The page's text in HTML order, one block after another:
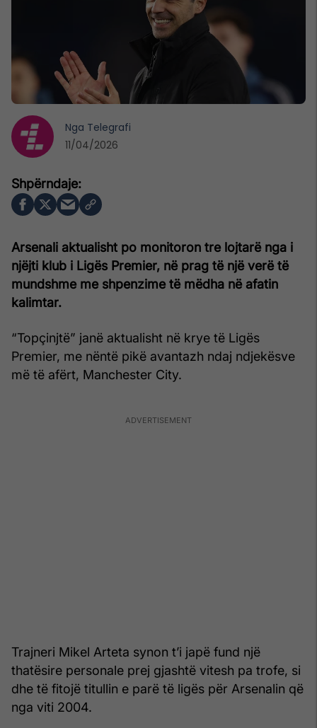
Arsenali aktualisht po monitoron tre lojtarë nga i
njëjti klub i Ligës Premier, në prag të një verë të
mundshme me shpenzime të mëdha në afatin
kalimtar.
“Topçinjtë” janë aktualisht në krye të Ligës
Premier, me nëntë pikë avantazh ndaj ndjekësve
më të afërt, Manchester City.
Trajneri Mikel Arteta synon t’i japë fund një
thatësire personale prej gjashtë vitesh pa trofe, si
dhe të fitojë titullin e parë të ligës për Arsenalin që
nga viti 2004.
Nga Telegrafi
11/04/2026